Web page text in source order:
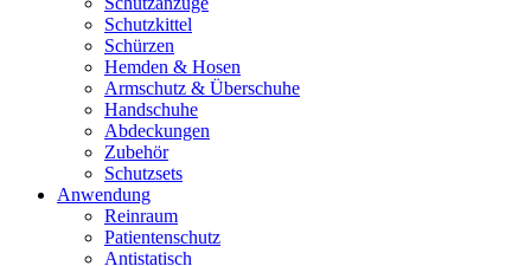
Schutzkittel
Schürzen
Hemden & Hosen
Armschutz & Überschuhe
Handschuhe
Abdeckungen
Zubehör
Schutzsets
Anwendung
Reinraum
Patientenschutz
Antistatisch